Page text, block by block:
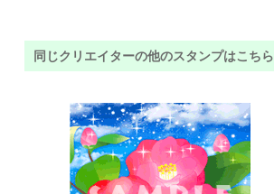
同じクリエイターの他のスタンプはこちら